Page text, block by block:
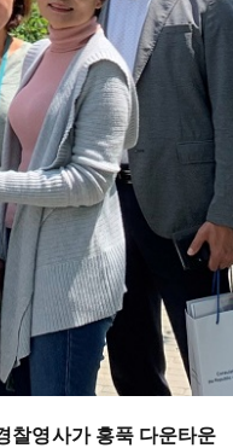
찰영사가 홍푹 다운타운